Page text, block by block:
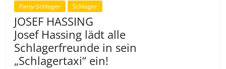
Party-Schlager Schlager
JOSEF HASSING
Josef Hassing lädt alle
Schlagerfreunde in sein
„Schlagertaxi“ ein!